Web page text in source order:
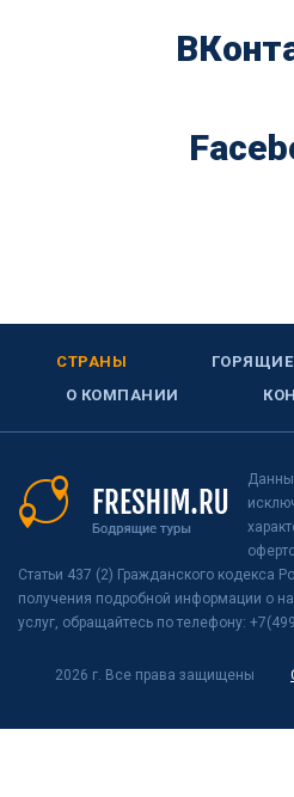
СТРАНЫ
О КОМПАНИИ
Статьи 437 (2) Гражданского кодекса
получения подробной информации о
услуг, обращайтесь по телефону:
2026 г. Все права защищены